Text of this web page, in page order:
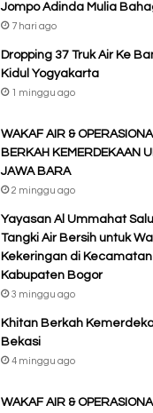
Jompo Adinda Mulia
7 hari ago
Dropping 37 Truk Air Ke
Kidul Yogyakarta
1 minggu ago
WAKAF AIR &
BERKAH KEMERDEKAAN
JAWA BARA
2 minggu ago
Yayasan Al Ummahat
Tangki Air Bersih untuk
Kekeringan di
Kabupaten Bogor
3 minggu ago
Khitan Berkah
Bekasi
4 minggu ago
WAKAF AIR &